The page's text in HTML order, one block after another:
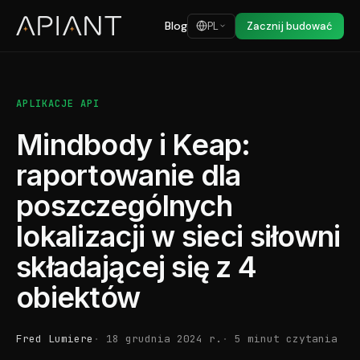
Blog PL Zacznij budować
APLIKACJE API
Mindbody i Keap:
raportowanie dla
poszczególnych
lokalizacji w sieci siłowni
składającej się z 4
obiektów
Fred Lumiere 18 grudnia 2024 r. 5 minut czytania